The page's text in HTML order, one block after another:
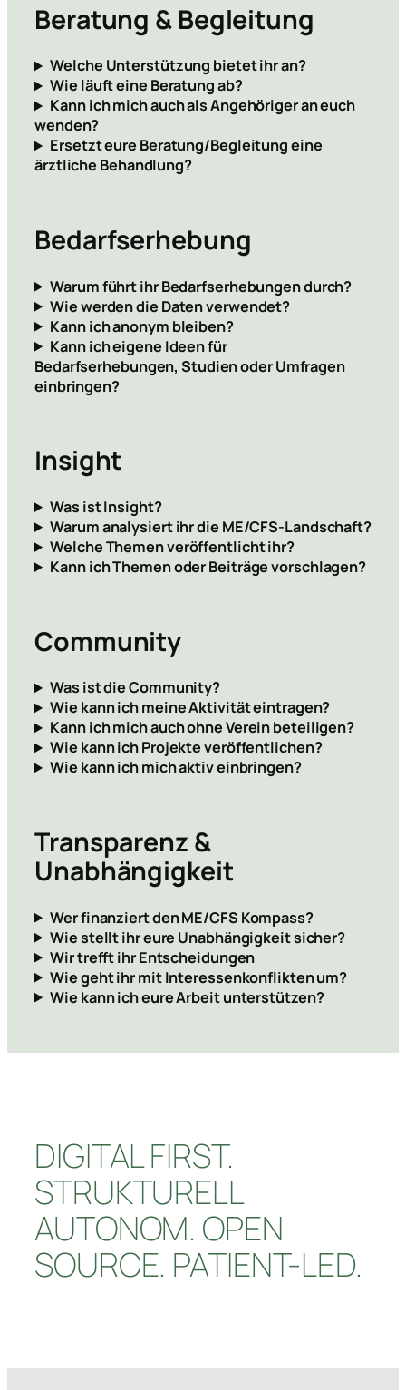
Beratung & Begleitung
Welche Unterstützung bietet ihr an?
Wie läuft eine Beratung ab?
Kann ich mich auch als Angehöriger an euch
wenden?
Ersetzt eure Beratung/Begleitung eine
ärztliche Behandlung?
Bedarfserhebung
Warum führt ihr Bedarfserhebungen durch?
Wie werden die Daten verwendet?
Kann ich anonym bleiben?
Kann ich eigene Ideen für
Bedarfserhebungen, Studien oder Umfragen
einbringen?
Insight
Was ist Insight?
Warum analysiert ihr die ME/CFS-Landschaft?
Welche Themen veröffentlicht ihr?
Kann ich Themen oder Beiträge vorschlagen?
Community
Was ist die Community?
Wie kann ich meine Aktivität eintragen?
Kann ich mich auch ohne Verein beteiligen?
Wie kann ich Projekte veröffentlichen?
Wie kann ich mich aktiv einbringen?
Transparenz &
Unabhängigkeit
Wer finanziert den ME/CFS Kompass?
Wie stellt ihr eure Unabhängigkeit sicher?
Wir trefft ihr Entscheidungen
Wie geht ihr mit Interessenkonflikten um?
Wie kann ich eure Arbeit unterstützen?
DIGITAL FIRST.
STRUKTURELL
AUTONOM. OPEN
SOURCE. PATIENT-LED.